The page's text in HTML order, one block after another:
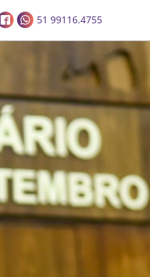
51 99116.4755